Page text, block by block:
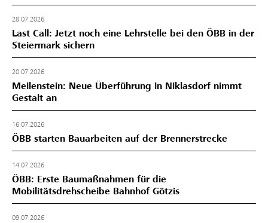
28.07.2026
Last Call: Jetzt noch eine Lehrstelle bei den ÖBB in der
Steiermark sichern
20.07.2026
Meilenstein: Neue Überführung in Niklasdorf nimmt
Gestalt an
16.07.2026
ÖBB starten Bauarbeiten auf der Brennerstrecke
14.07.2026
ÖBB: Erste Baumaßnahmen für die
Mobilitätsdrehscheibe Bahnhof Götzis
09.07.2026